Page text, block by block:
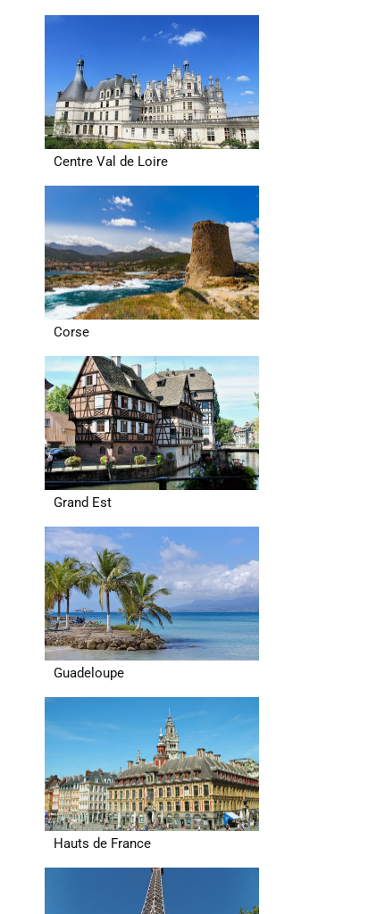
Centre Val de Loire
Corse
Grand Est
Guadeloupe
Hauts de France